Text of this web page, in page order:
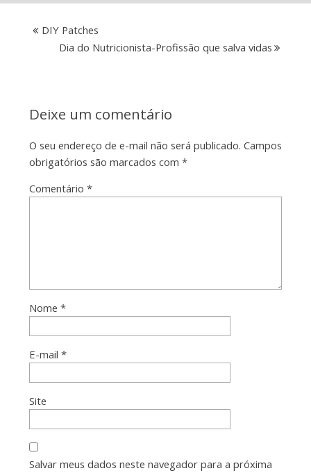
DIY Patches
Dia do Nutricionista-Profissão que salva vidas
Deixe um comentário
O seu endereço de e-mail não será publicado. Campos
obrigatórios são marcados com *
Comentário *
Nome *
E-mail *
Site
Salvar meus dados neste navegador para a próxima